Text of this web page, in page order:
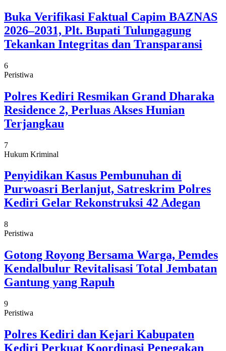
Buka Verifikasi Faktual Capim BAZNAS
2026–2031, Plt. Bupati Tulungagung
Tekankan Integritas dan Transparansi
6
Peristiwa
Polres Kediri Resmikan Grand Dharaka
Residence 2, Perluas Akses Hunian
Terjangkau
7
Hukum Kriminal
Penyidikan Kasus Pembunuhan di
Purwoasri Berlanjut, Satreskrim Polres
Kediri Gelar Rekonstruksi 42 Adegan
8
Peristiwa
Gotong Royong Bersama Warga, Pemdes
Kendalbulur Revitalisasi Total Jembatan
Gantung yang Rapuh
9
Peristiwa
Polres Kediri dan Kejari Kabupaten
Kediri Perkuat Koordinasi Penegakan